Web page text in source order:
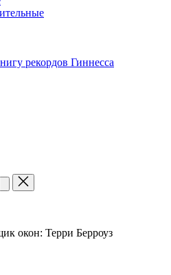
рекордов Гиннесса
окон: Терри Берроуз